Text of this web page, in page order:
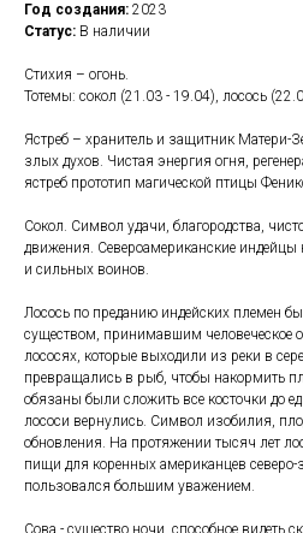
Год создания: 2023
Статус: В наличии
Стихия – огонь.
Тотемы: сокол (21.03 - 19.04), лосось
Ястреб – хранитель и защитник Матери-
злых духов. Чистая энергия огня,
ястреб прототип магической птицы
Сокол. Символ удачи, благородства,
движения. Североамериканские индейцы
и сильных воинов.
Лосось по преданию индейских племен
существом, принимавшим человеческое
лососях, которые выходили из реки в
превращались в рыб, чтобы накормить
обязаны были сложить все косточки до
лососи вернулись. Символ изобилия,
обновления. На протяжении тысяч лет
пищи для коренных американцев северо-
пользовался большим уважением.